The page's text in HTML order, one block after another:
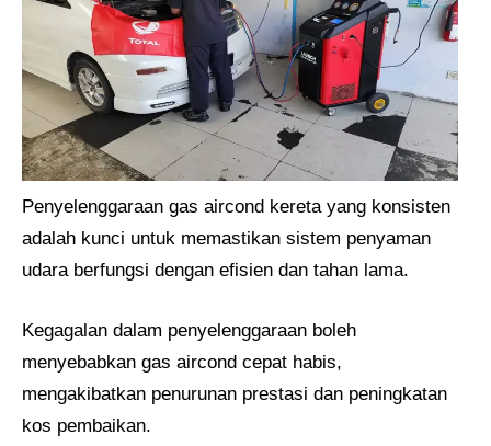
Penyelenggaraan gas aircond kereta yang konsisten
adalah kunci untuk memastikan sistem penyaman
udara berfungsi dengan efisien dan tahan lama.
Kegagalan dalam penyelenggaraan boleh
menyebabkan gas aircond cepat habis,
mengakibatkan penurunan prestasi dan peningkatan
kos pembaikan.